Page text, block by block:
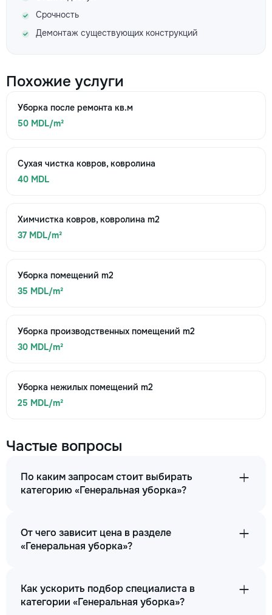
Срочность
Демонтаж существующих конструкций
Похожие услуги
Уборка после ремонта кв.м
50 MDL/m²
Сухая чистка ковров, ковролина
40 MDL
Химчистка ковров, ковролина m2
37 MDL/m²
Уборка помещений m2
35 MDL/m²
Уборка производственных помещений m2
30 MDL/m²
Уборка нежилых помещений m2
25 MDL/m²
Частые вопросы
По каким запросам стоит выбирать
категорию «Генеральная уборка»?
От чего зависит цена в разделе
«Генеральная уборка»?
Как ускорить подбор специалиста в
категории «Генеральная уборка»?